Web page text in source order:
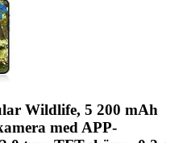
Wildlife, 5 200 mAh
med APP-